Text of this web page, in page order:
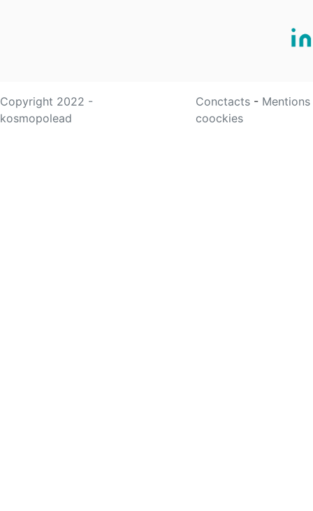
Copyright 2022 -
kosmopolead
Conctacts -
coockies